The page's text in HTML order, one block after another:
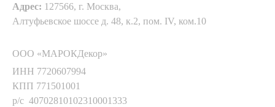
Адрес: 127566, г. Москва,
Алтуфьевское шоссе д. 48, к.2, пом. IV, ком.10
ООО «МАРОКДекор»
ИНН 7720607994
КПП 771501001
р/с 40702810102310001333